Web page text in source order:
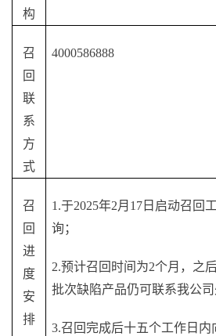
构
召
回
联
系
方
式
4000586888
召
回
进
度
安
排
1.于2025年2月17日启动召回
询；
2.预计召回时间为2个月，之
批次缺陷产品仍可联系我公司
3.召回完成后十五个工作日内